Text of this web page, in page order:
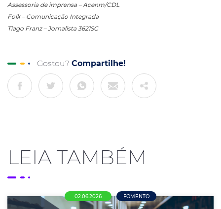
Assessoria de imprensa – Acenm/CDL
Folk – Comunicação Integrada
Tiago Franz – Jornalista 3621SC
Gostou? Compartilhe!
LEIA TAMBÉM
02.06.2026 FOMENTO